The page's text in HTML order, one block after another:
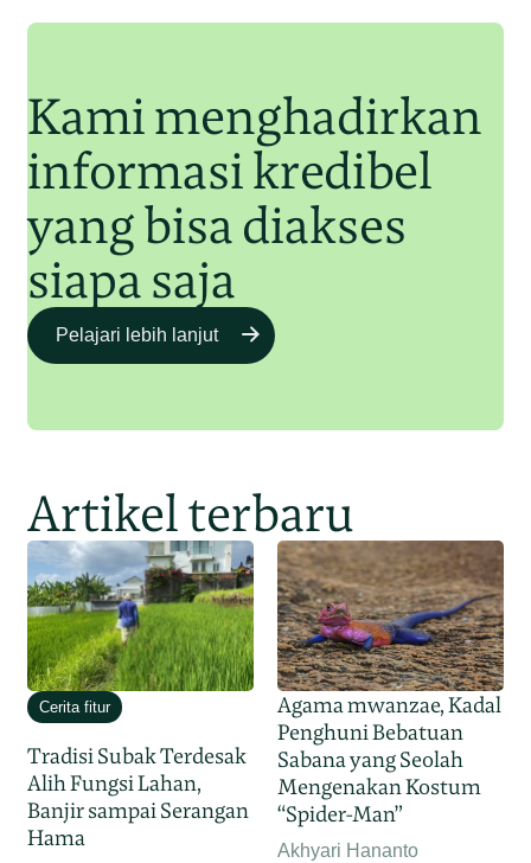
Kami menghadirkan
informasi kredibel
yang bisa diakses
siapa saja
Pelajari lebih lanjut
Artikel terbaru
Cerita fitur
Tradisi Subak Terdesak
Alih Fungsi Lahan,
Banjir sampai Serangan
Hama
Agama mwanzae, Kadal
Penghuni Bebatuan
Sabana yang Seolah
Mengenakan Kostum
“Spider-Man”
Akhyari Hananto